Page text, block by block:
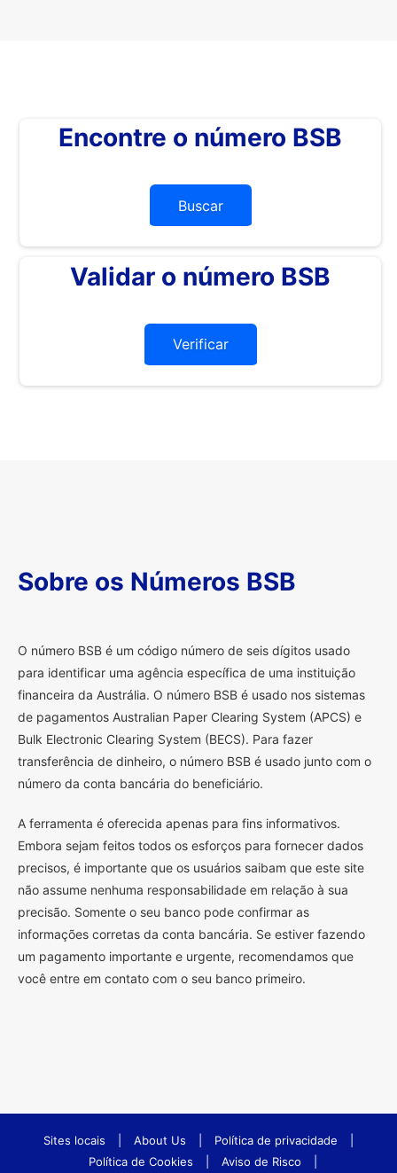
Encontre o número BSB
Buscar
Validar o número BSB
Verificar
Sobre os Números BSB
O número BSB é um código número de seis dígitos usado
para identificar uma agência específica de uma instituição
financeira da Austrália. O número BSB é usado nos sistemas
de pagamentos Australian Paper Clearing System (APCS) e
Bulk Electronic Clearing System (BECS). Para fazer
transferência de dinheiro, o número BSB é usado junto com o
número da conta bancária do beneficiário.
A ferramenta é oferecida apenas para fins informativos.
Embora sejam feitos todos os esforços para fornecer dados
precisos, é importante que os usuários saibam que este site
não assume nenhuma responsabilidade em relação à sua
precisão. Somente o seu banco pode confirmar as
informações corretas da conta bancária. Se estiver fazendo
um pagamento importante e urgente, recomendamos que
você entre em contato com o seu banco primeiro.
Sites locais About Us Política de privacidade
Política de Cookies
Aviso de Risco